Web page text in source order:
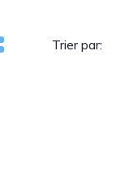
Trier par: